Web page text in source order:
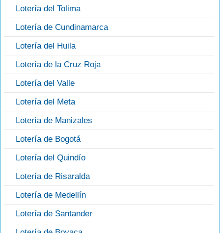
Lotería del Tolima
Lotería de Cundinamarca
Lotería del Huila
Lotería de la Cruz Roja
Lotería del Valle
Lotería del Meta
Lotería de Manizales
Lotería de Bogotá
Lotería del Quindío
Lotería de Risaralda
Lotería de Medellín
Lotería de Santander